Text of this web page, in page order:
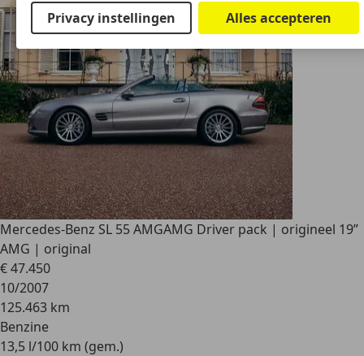
Mercedes-Benz SL 55 AMGAMG Driver pack | origineel 19”
AMG | original
€ 47.450
10/2007
125.463 km
Benzine
13,5 l/100 km (gem.)
Privacy instellingen Alles accepteren